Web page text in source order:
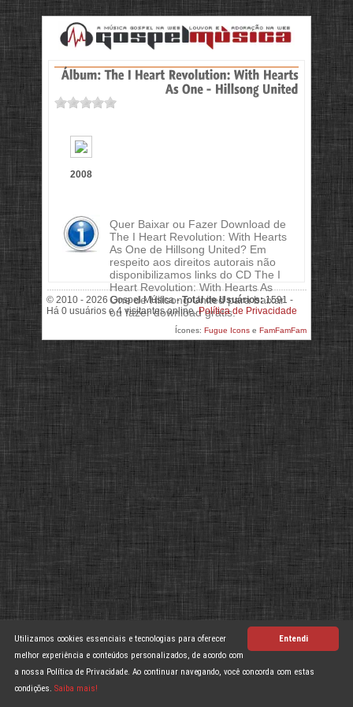
2008
Quer Baixar ou Fazer Download de
The I Heart Revolution: With Hearts
As One de Hillsong United? Em
respeito aos direitos autorais não
disponibilizamos links do CD The I
Heart Revolution: With Hearts As
One de Hillsong United para baixar
ou fazer download grátis.
© 2010 - 2026 Gospel Música -Total de Usuários:1591 -
Há 0 usuários e 4 visitantes online.Política de Privacidade
Ícones: Fugue Icons e FamFamFam
Entendi
Utilizamos cookies essenciais e tecnologias para oferecer
melhor experiência e conteúdos personalizados, de acordo com
a nossa Política de Privacidade. Ao continuar navegando, você concorda com estas
condições. Saiba mais!